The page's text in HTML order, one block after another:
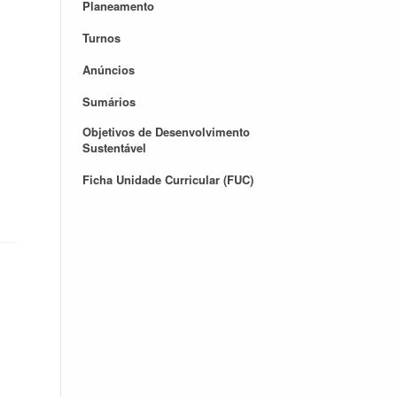
Planeamento
Turnos
Anúncios
Sumários
Objetivos de Desenvolvimento
Sustentável
Ficha Unidade Curricular (FUC)